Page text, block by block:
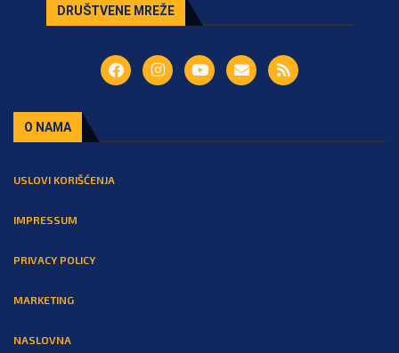
DRUŠTVENE MREŽE
O NAMA
USLOVI KORIŠĆENJA
IMPRESSUM
PRIVACY POLICY
MARKETING
NASLOVNA